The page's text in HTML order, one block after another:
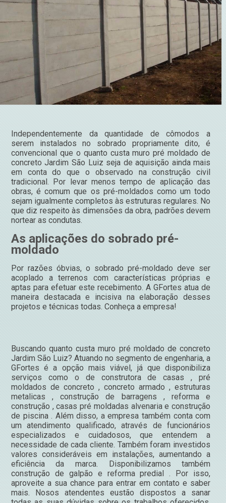
Independentemente da quantidade de cômodos a
serem instalados no sobrado propriamente dito, é
convencional que o quanto custa muro pré moldado de
concreto Jardim São Luiz seja de aquisição ainda mais
em conta do que o observado na construção civil
tradicional. Por levar menos tempo de aplicação das
obras, é comum que os pré-moldados como um todo
sejam igualmente completos às estruturas regulares. No
que diz respeito às dimensões da obra, padrões devem
nortear as condutas.
As aplicações do sobrado pré-
moldado
Por razões óbvias, o sobrado pré-moldado deve ser
acoplado a terrenos com características próprias e
aptas para efetuar este recebimento. A GFortes atua de
maneira destacada e incisiva na elaboração desses
projetos e técnicas todas. Conheça a empresa!
Buscando quanto custa muro pré moldado de concreto
Jardim São Luiz? Atuando no segmento de engenharia, a
GFortes é a opção mais viável, já que disponibiliza
serviços como o de construtora de casas , pré
moldados de concreto , concreto armado , estruturas
metalicas , construção de barragens , reforma e
construção , casas pré moldadas alvenaria e construção
de piscina . Além disso, a empresa também conta com
um atendimento qualificado, através de funcionários
especializados e cuidadosos, que entendem a
necessidade de cada cliente. Também foram investidos
valores consideráveis em instalações, aumentando a
eficiência da marca. Disponibilizamos também
construção de galpão e reforma predial . Por isso,
aproveite a sua chance para entrar em contato e saber
mais. Nosos atendentes eustão dispostos a sanar